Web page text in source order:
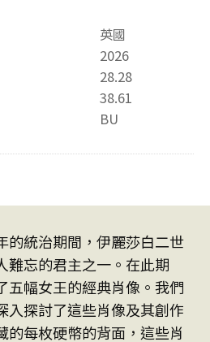
英國
2026
28.28
38.61
BU
的統治期間，伊麗莎白二世
難忘的君主之一。在此期
五幅女王的經典肖像。我們
入探討了這些肖像及其創作
的每枚硬幣的背面，這些肖